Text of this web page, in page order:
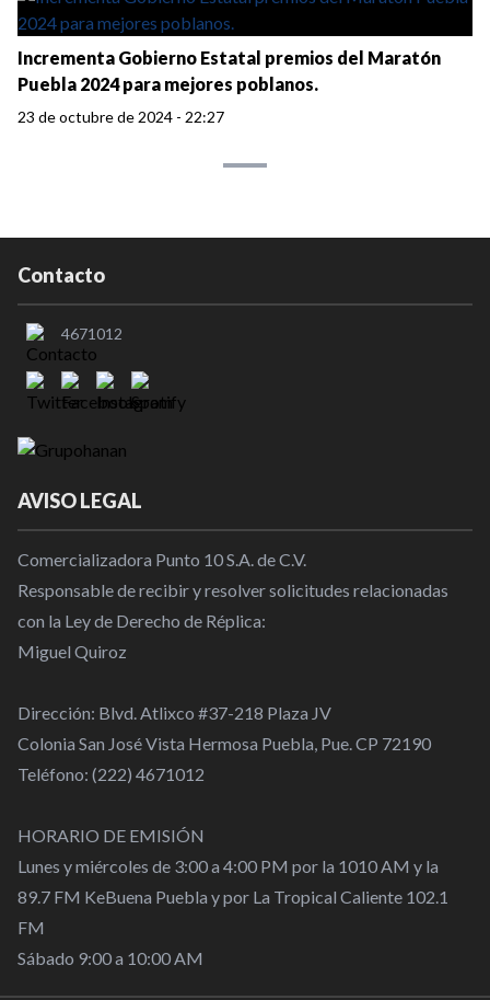
Incrementa Gobierno Estatal premios del Maratón
Puebla 2024 para mejores poblanos.
23 de octubre de 2024 - 22:27
Contacto
4671012
AVISO LEGAL
Comercializadora Punto 10 S.A. de C.V.
Responsable de recibir y resolver solicitudes relacionadas
con la Ley de Derecho de Réplica:
Miguel Quiroz
Dirección: Blvd. Atlixco #37-218 Plaza JV
Colonia San José Vista Hermosa Puebla, Pue. CP 72190
Teléfono: (222) 4671012
HORARIO DE EMISIÓN
Lunes y miércoles de 3:00 a 4:00 PM por la 1010 AM y la
89.7 FM KeBuena Puebla y por La Tropical Caliente 102.1
FM
Sábado 9:00 a 10:00 AM